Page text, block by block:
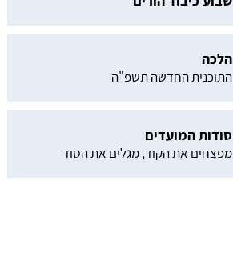
הלכה
התוכנית החדשה תשפ"ה
סודות המועדים
מפצחים את הקוד, מגלים את הסוד